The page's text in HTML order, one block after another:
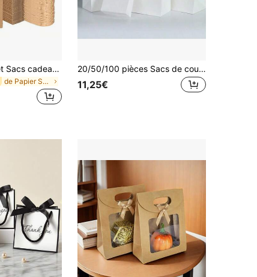
30 pièces/paquet Sacs cadeaux en papier avec poignées, sacs cadeaux en papier d'emballage, sacs en papier pour le shopping, petits outils, décorations pour anniversaire, mariage, fête de la Saint-Valentin
de Papier Sac d'emballage cadeau
20/50/100 pièces Sacs de courses en papier kraft blanc, 100% portables, convenant pour les entreprises, le de détail, l'alimentation, les fournitures de boutique, les colis, l'emballage et la cuisine à la maison, durables
11,25€